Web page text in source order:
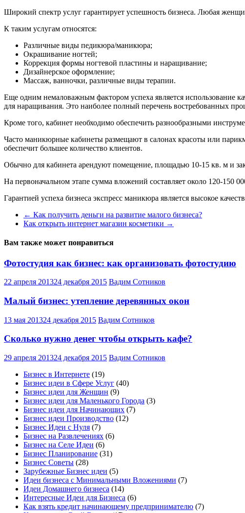
Широкий спектр услуг гарантирует успешность бизнеса. Любая
К таким услугам относятся:
Различные виды педикюра/маникюра;
Окрашивание ногтей;
Коррекция формы ногтевой пластины и наращивание;
Дизайнерское оформление;
Массаж, ванночки, различные виды терапии.
Еще одним немаловажным фактором успеха является использование
для наращивания. Это наиболее полный перечень востребованных
Кроме того, кабинет необходимо обеспечить разнообразными
Часто маникюрные кабинеты размещают в салонах красоты или
обеспечит большее количество клиентов.
Обычно для кабинета арендуют помещение, площадью 10-15 кв. м и
На первоначальном этапе сумма вложений составляет около 120-150
Гарантией успеха бизнеса экспресс маникюра является высокое
← Как получить деньги на развитие малого бизнеса?
Как открыть интернет магазин косметики →
Вам также может понравиться
Фотостудия как бизнес: как организовать фотостудию
22 апреля 201324 декабря 2015 Вадим Сотников
Малый бизнес: утепление деревянных окон
13 мая 201324 декабря 2015 Вадим Сотников
Сколько нужно денег чтобы открыть кафе?
29 апреля 201324 декабря 2015 Вадим Сотников
Бизнес в Интернете (19)
Бизнес идеи в Сфере Услуг (40)
Бизнес идеи для Женщин (9)
Бизнес идеи для Маленького Города (3)
Бизнес идеи для Начинающих (7)
Бизнес идеи Производство (12)
Бизнес Идеи с Нуля (7)
Бизнес на Развлечениях (6)
Бизнес на Селе Идеи (6)
Бизнес Планирование (31)
Бизнес Советы (28)
Зарубежные Бизнес идеи (5)
Идеи бизнеса с Минимальными Вложениями (7)
Идеи Домашнего бизнеса (14)
Интересные Идеи для Бизнеса (6)
Как взять кредит начинающему предпринимателю (7)